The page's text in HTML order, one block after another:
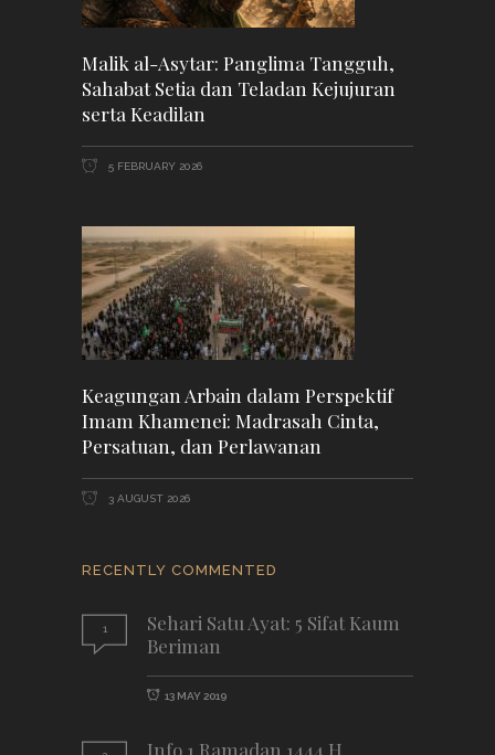
Malik al-Asytar: Panglima Tangguh,
Sahabat Setia dan Teladan Kejujuran
serta Keadilan
5 FEBRUARY 2026
Keagungan Arbain dalam Perspektif
Imam Khamenei: Madrasah Cinta,
Persatuan, dan Perlawanan
3 AUGUST 2026
RECENTLY COMMENTED
1
Sehari Satu Ayat: 5 Sifat Kaum
Beriman
13 MAY 2019
Info 1 Ramadan 1444 H